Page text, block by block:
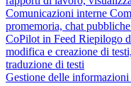
Comunicazioni interne
promemoria, chat
CoPilot in Feed Riepilogo
modifica e creazione di
traduzione di testi
Gestione delle informazioni